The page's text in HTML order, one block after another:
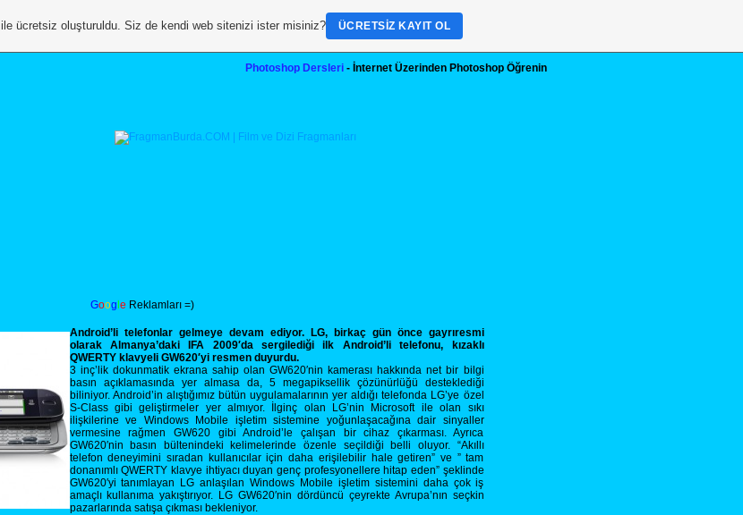
Photoshop Dersleri - İnternet Üzerinden Photoshop Öğrenin
Goog e Reklamları =)
Android’li telefonlar gelmeye devam ediyor. LG, birkaç gün önce gayrıresmi
olarak Almanya’daki IFA 2009′da sergilediği ilk Android’li telefonu, kızaklı
QWERTY klavyeli GW620′yi resmen duyurdu.
3 inç’lik dokunmatik ekrana sahip olan GW620′nin kamerası hakkında net bir bilgi
basın açıklamasında yer almasa da, 5 megapiksellik çözünürlüğü desteklediği
biliniyor. Android’in alıştığımız bütün uygulamalarının yer aldığı telefonda LG’ye özel
S-Class gibi geliştirmeler yer almıyor. İlginç olan LG’nin Microsoft ile olan sıkı
ilişkilerine ve Windows Mobile işletim sistemine yoğunlaşacağına dair sinyaller
vermesine rağmen GW620 gibi Android’le çalışan bir cihaz çıkarması. Ayrıca
GW620′nin basın bültenindeki kelimelerinde özenle seçildiği belli oluyor. “Akıllı
telefon deneyimini sıradan kullanıcılar için daha erişilebilir hale getiren” ve ” tam
donanımlı QWERTY klavye ihtiyacı duyan genç profesyonellere hitap eden” şeklinde
GW620′yi tanımlayan LG anlaşılan Windows Mobile işletim sistemini daha çok iş
amaçlı kullanıma yakıştırıyor. LG GW620′nin dördüncü çeyrekte Avrupa’nın seçkin
pazarlarında satışa çıkması bekleniyor.
ile ücretsiz oluşturuldu. Siz de kendi web sitenizi ister misiniz? ÜCRETSIZ KAYIT OL